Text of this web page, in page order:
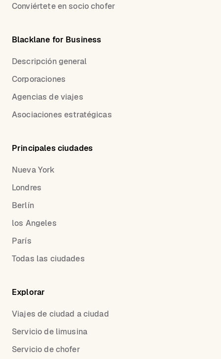
Conviértete en socio chofer
Blacklane for Business
Descripción general
Corporaciones
Agencias de viajes
Asociaciones estratégicas
Principales ciudades
Nueva York
Londres
Berlín
los Angeles
París
Todas las ciudades
Explorar
Viajes de ciudad a ciudad
Servicio de limusina
Servicio de chofer